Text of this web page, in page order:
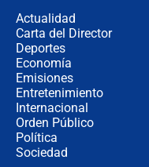
Actualidad
Carta del Director
Deportes
Economía
Emisiones
Entretenimiento
Internacional
Orden Público
Política
Sociedad